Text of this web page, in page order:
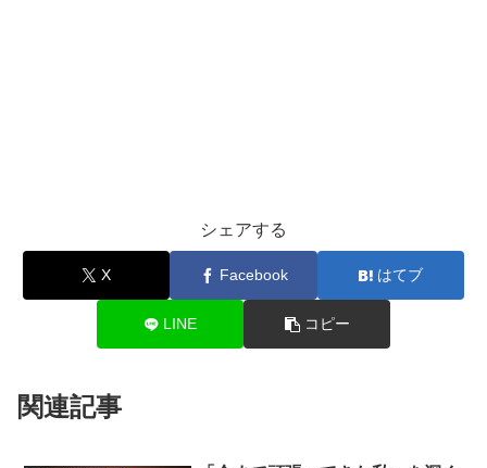
シェアする
X Facebook はてブ
LINE コピー
関連記事